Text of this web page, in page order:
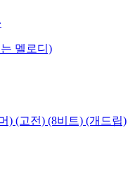
멜로디)
) (고전) (8비트) (개드립)